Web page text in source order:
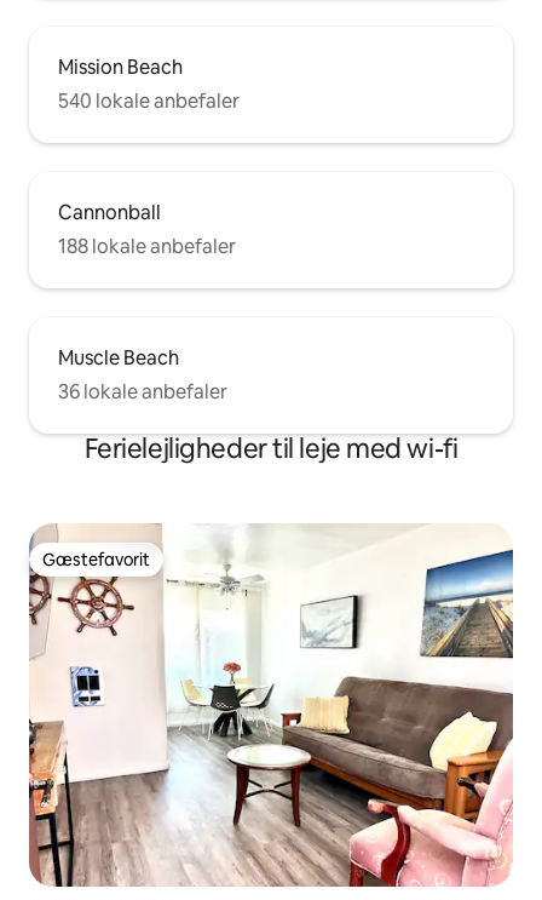
Mission Beach
540 lokale anbefaler
Cannonball
188 lokale anbefaler
Muscle Beach
36 lokale anbefaler
Ferielejligheder til leje med wi-fi
Gæstefavorit
Gæstefavorit